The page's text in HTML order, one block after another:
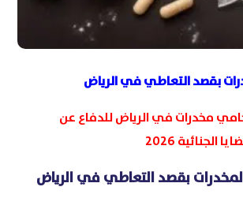
بقصد التعاطي في الرياض
مخدرات في الرياض للدفاع عن
2026